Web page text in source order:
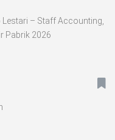
Lestari – Staff Accounting,
Pabrik 2026